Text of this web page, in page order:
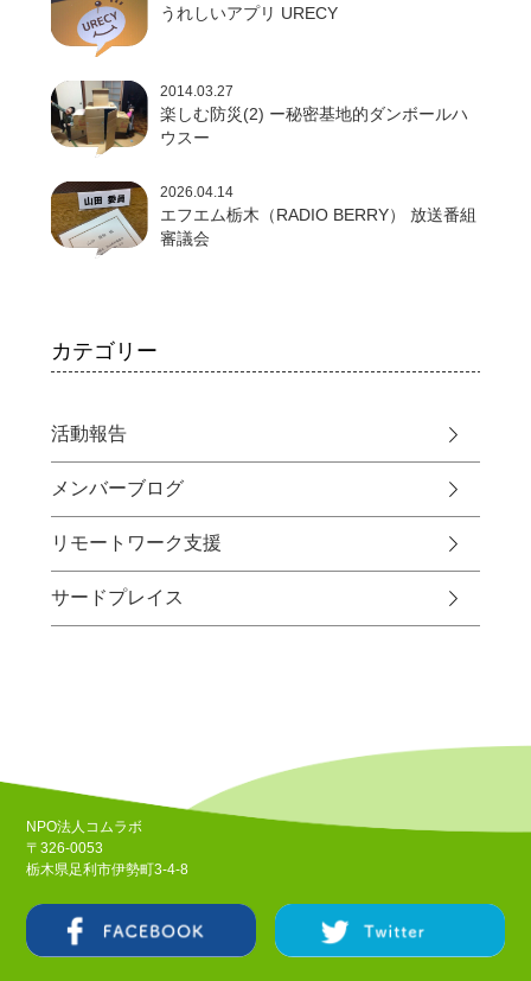
うれしいアプリ URECY
2014.03.27
楽しむ防災(2) ー秘密基地的ダンボールハ
ウスー
2026.04.14
エフエム栃木（RADIO BERRY） 放送番組
審議会
カテゴリー
活動報告
メンバーブログ
リモートワーク支援
サードプレイス
NPO法人コムラボ
〒326-0053
栃木県足利市伊勢町3-4-8